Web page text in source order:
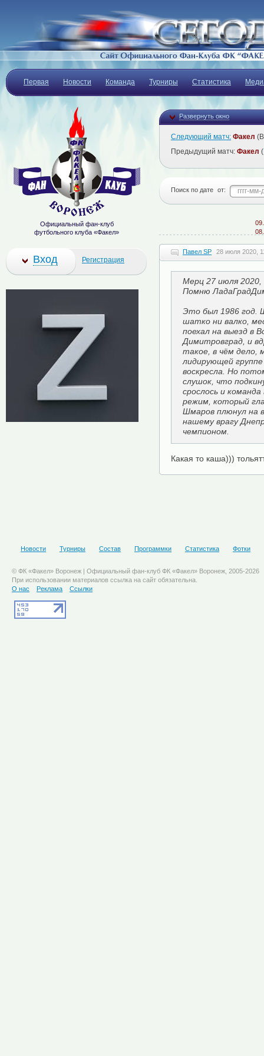
Первая Новости Команда Турниры Статистика
Развернуть окно
Следующий матч: Факел
Предыдущий матч: Факел
Поиск по дате от:
Павел SP 28 июля 2020,
Мерц 27 июля 2020,
Помню
Это был 1986 год.
шатко ни валко,
поехал на выезд в
Димитровград, и
такое, в чём дело,
лидирующей
воскресла. Но
слушок, что
срослось и
режим, который
Шмаров плюнул на
нашему врагу
чемпионом.
Какая то каша)))
Официальный фан-клуб
футбольного клуба «Факел»
Вход Регистрация
Новости Турниры Состав Программки Статистика Фотки
© ФК «Факел» Воронеж | Официальный фан-клуб ФК «Факел» Воронеж, 2005-2026
При использовании материалов ссылка на сайт обязательна.
О нас
Реклама Ссылки